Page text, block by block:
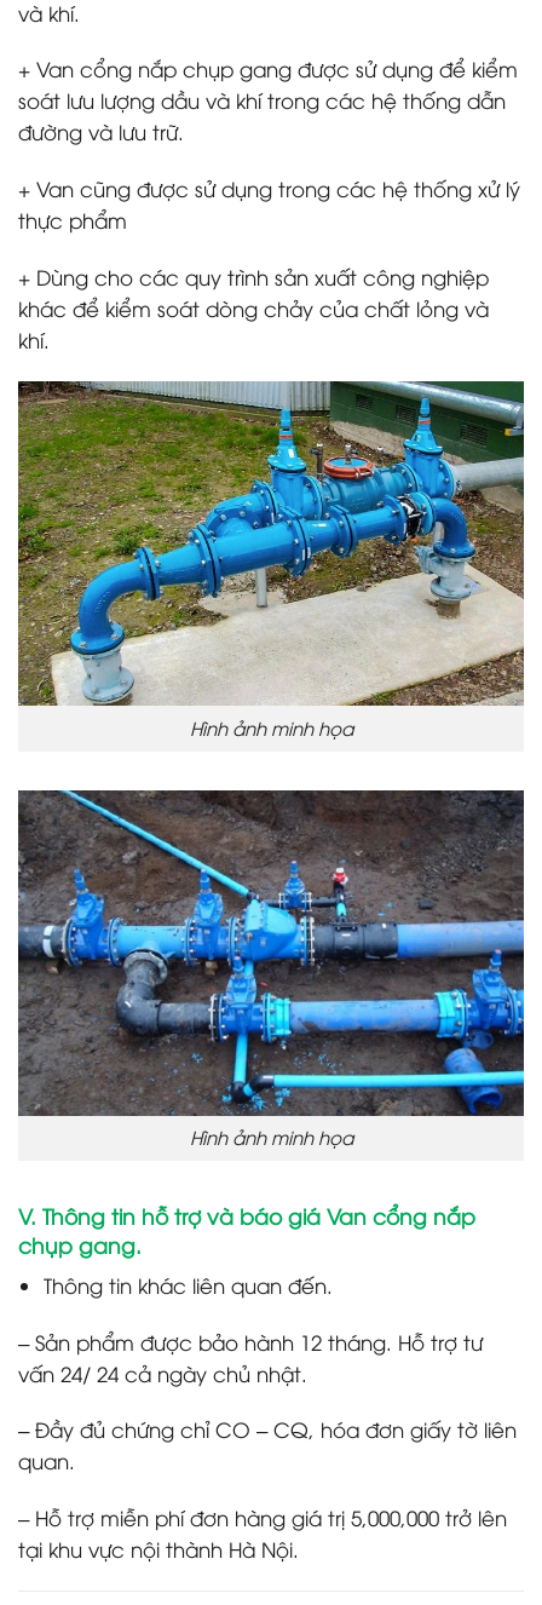
và khí.
+ Van cổng nắp chụp gang được sử dụng để kiểm
soát lưu lượng dầu và khí trong các hệ thống dẫn
đường và lưu trữ.
+ Van cũng được sử dụng trong các hệ thống xử lý
thực phẩm
+ Dùng cho các quy trình sản xuất công nghiệp
khác để kiểm soát dòng chảy của chất lỏng và
khí.
Hình ảnh minh họa
Hình ảnh minh họa
V. Thông tin hỗ trợ và báo giá Van cổng nắp
chụp gang.
Thông tin khác liên quan đến.
– Sản phẩm được bảo hành 12 tháng. Hỗ trợ tư
vấn 24/ 24 cả ngày chủ nhật.
– Đầy đủ chứng chỉ CO – CQ, hóa đơn giấy tờ liên
quan.
– Hỗ trợ miễn phí đơn hàng giá trị 5,000,000 trở lên
tại khu vực nội thành Hà Nội.